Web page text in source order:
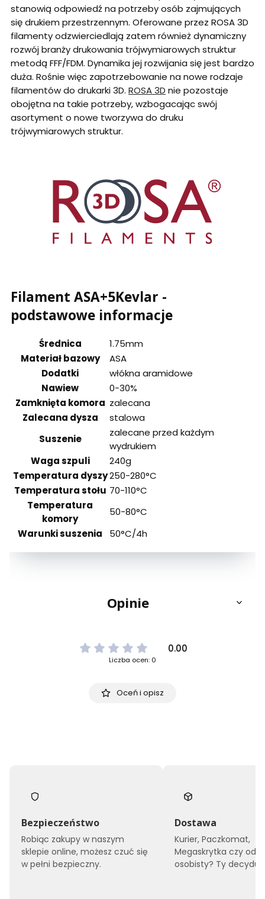
stanowią odpowiedź na potrzeby osób zajmujących
się drukiem przestrzennym. Oferowane przez ROSA 3D
filamenty odzwierciedlają zatem również dynamiczny
rozwój branży drukowania trójwymiarowych struktur
metodą FFF/FDM. Dynamika jej rozwijania się jest bardzo
duża. Rośnie więc zapotrzebowanie na nowe rodzaje
filamentów do drukarki 3D. ROSA 3D nie pozostaje
obojętna na takie potrzeby, wzbogacając swój
asortyment o nowe tworzywa do druku
trójwymiarowych struktur.
Filament ASA+5Kevlar -
podstawowe informacje
Średnica
1.75mm
Materiał bazowy
ASA
Dodatki
włókna aramidowe
Nawiew
0-30%
Zamknięta komora zalecana
Zalecana dysza
stalowa
Suszenie
zalecane przed każdym
wydrukiem
Waga szpuli
240g
Temperatura dyszy250-280°C
Temperatura stołu 70-110°C
Temperatura
komory
50-80°C
Warunki suszenia
50°C/4h
Opinie
0.00
Liczba ocen: 0
Oceń i opisz
Bezpieczeństwo
Robiąc zakupy w naszym
sklepie online, możesz czuć się
w pełni bezpieczny.
Dostawa
Kurier, Paczkomat,
Megaskrytka czy
osobisty? Ty